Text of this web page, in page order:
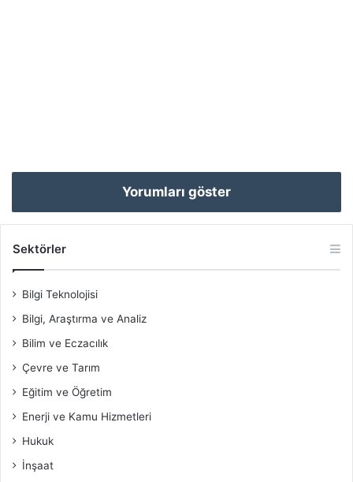
Yorumları göster
Sektörler
Bilgi Teknolojisi
Bilgi, Araştırma ve Analiz
Bilim ve Eczacılık
Çevre ve Tarım
Eğitim ve Öğretim
Enerji ve Kamu Hizmetleri
Hukuk
İnşaat